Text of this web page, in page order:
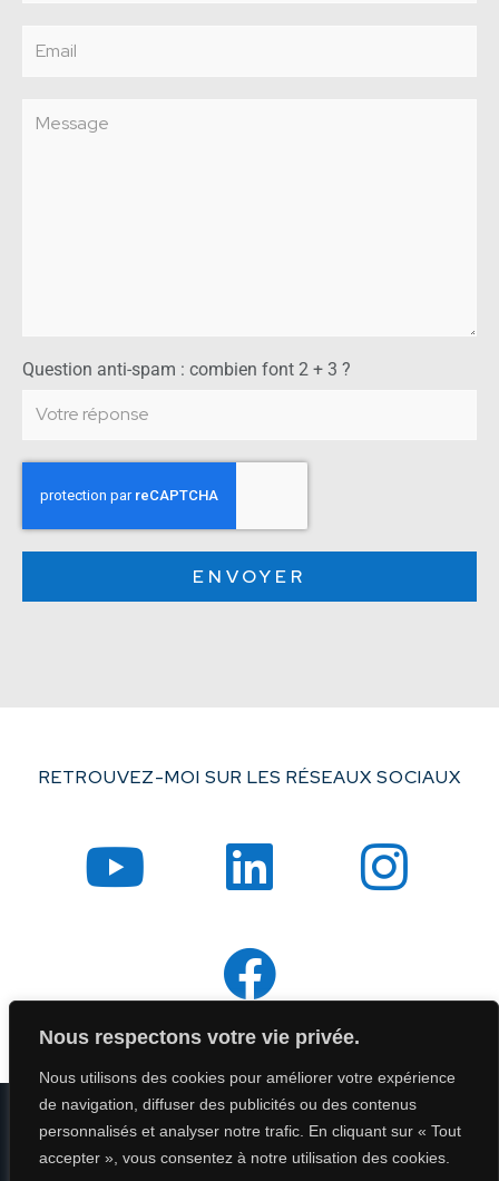
Nous respectons votre vie privée.
Nous utilisons des cookies pour améliorer votre expérience
de navigation, diffuser des publicités ou des contenus
personnalisés et analyser notre trafic. En cliquant sur « Tout
accepter », vous consentez à notre utilisation des cookies.
Question anti-spam : combien font 2 + 3 ?
ENVOYER
RETROUVEZ-MOI SUR LES RÉSEAUX SOCIAUX
Mentions Légales
Politique de confidentialité